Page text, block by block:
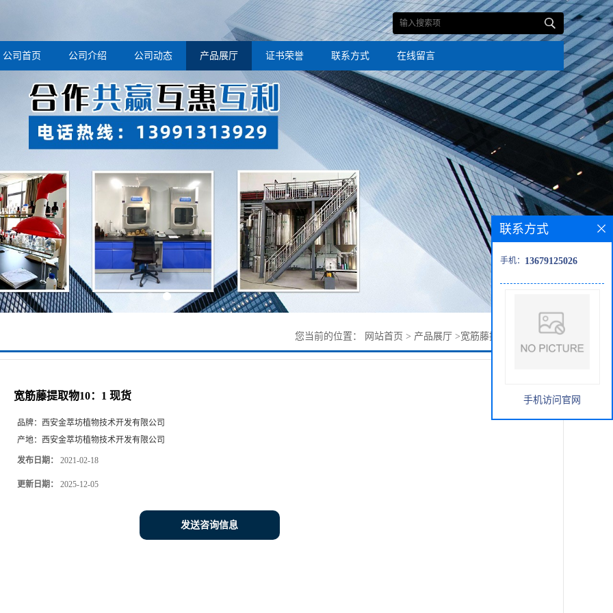
公司首页 公司介绍 公司动态 产品展厅 证书荣誉 联系方式 在线留言
您当前的位置： 网站首页 > 产品展厅 >宽筋藤提取物10：1 现货
宽筋藤提取物10：1 现货
品牌： 西安金萃坊植物技术开发有限公司
产地： 西安金萃坊植物技术开发有限公司
发布日期： 2021-02-18
更新日期： 2025-12-05
发送咨询信息
联系方式
手机： 13679125026
手机访问官网